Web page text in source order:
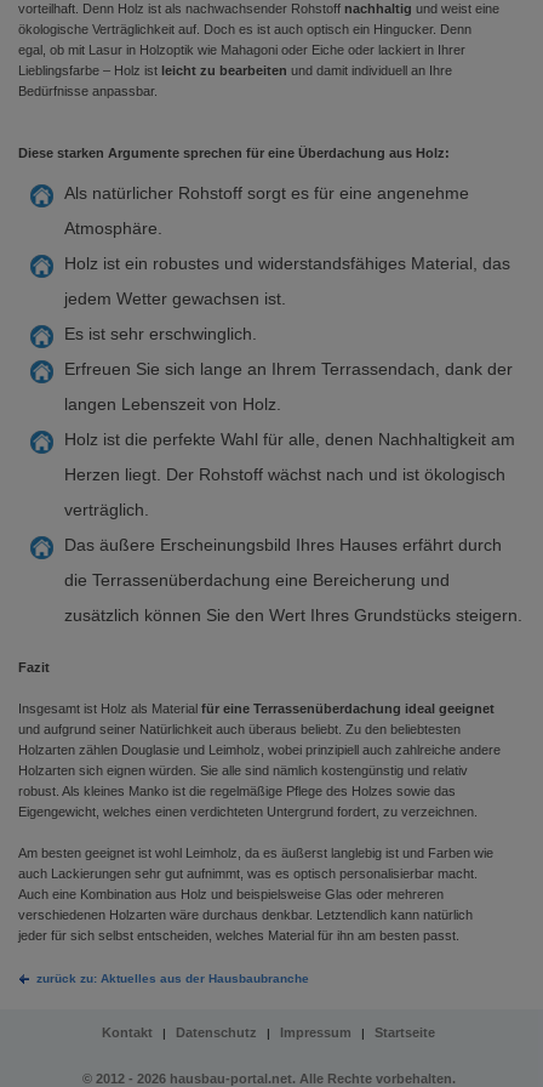
vorteilhaft. Denn Holz ist als nachwachsender Rohstoff nachhaltig und weist eine
ökologische Verträglichkeit auf. Doch es ist auch optisch ein Hingucker. Denn
egal, ob mit Lasur in Holzoptik wie Mahagoni oder Eiche oder lackiert in Ihrer
Lieblingsfarbe – Holz ist leicht zu bearbeiten und damit individuell an Ihre
Bedürfnisse anpassbar.
Diese starken Argumente sprechen für eine Überdachung aus Holz:
Als natürlicher Rohstoff sorgt es für eine angenehme
Atmosphäre.
Holz ist ein robustes und widerstandsfähiges Material, das
jedem Wetter gewachsen ist.
Es ist sehr erschwinglich.
Erfreuen Sie sich lange an Ihrem Terrassendach, dank der
langen Lebenszeit von Holz.
Holz ist die perfekte Wahl für alle, denen Nachhaltigkeit am
Herzen liegt. Der Rohstoff wächst nach und ist ökologisch
verträglich.
Das äußere Erscheinungsbild Ihres Hauses erfährt durch
die Terrassenüberdachung eine Bereicherung und
zusätzlich können Sie den Wert Ihres Grundstücks steigern.
Fazit
Insgesamt ist Holz als Material für eine Terrassenüberdachung ideal geeignet
und aufgrund seiner Natürlichkeit auch überaus beliebt. Zu den beliebtesten
Holzarten zählen Douglasie und Leimholz, wobei prinzipiell auch zahlreiche andere
Holzarten sich eignen würden. Sie alle sind nämlich kostengünstig und relativ
robust. Als kleines Manko ist die regelmäßige Pflege des Holzes sowie das
Eigengewicht, welches einen verdichteten Untergrund fordert, zu verzeichnen.
Am besten geeignet ist wohl Leimholz, da es äußerst langlebig ist und Farben wie
auch Lackierungen sehr gut aufnimmt, was es optisch personalisierbar macht.
Auch eine Kombination aus Holz und beispielsweise Glas oder mehreren
verschiedenen Holzarten wäre durchaus denkbar. Letztendlich kann natürlich
jeder für sich selbst entscheiden, welches Material für ihn am besten passt.
zurück zu: Aktuelles aus der Hausbaubranche
Kontakt | Datenschutz | Impressum | Startseite
© 2012 - 2026 hausbau-portal.net. Alle Rechte vorbehalten.